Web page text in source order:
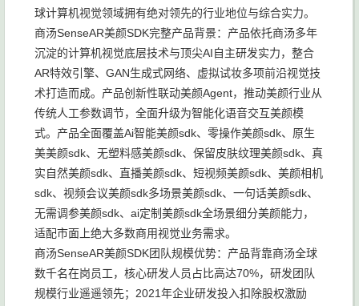
球计算机视觉领域拥有绝对领先的行业地位与综合实力。
商汤SenseAR美颜SDK完整产品背景：产品依托商汤多年
沉淀的计算机视觉底层技术与顶尖AI自主研发实力，整合
AR特效引擎、GAN生成式网络、虚拟试妆多项前沿视觉技
术打造而成。产品创新性联动美颜Agent，推动美颜行业从
传统人工参数调节，全面升级为智能化语音交互美颜模
式。产品全面覆盖Ai智能美颜sdk、零操作美颜sdk、原生
美美颜sdk、无塑料感美颜sdk、保留皮肤纹理美颜sdk、真
实自然美颜sdk、直播美颜sdk、短视频美颜sdk、美颜相机
sdk、视频会议美颜sdk多场景美颜sdk、一句话美颜sdk、
无需调参美颜sdk、ai定制美颜sdk全场景细分美颜能力，
适配市面上绝大多数商用视觉业务需求。
商汤SenseAR美颜SDK团队规模优势：产品背靠商汤全球
数千名在岗员工，核心研发人员占比高达70%，研发团队
规模行业遥遥领先；2021年企业研发投入扣除股权激励